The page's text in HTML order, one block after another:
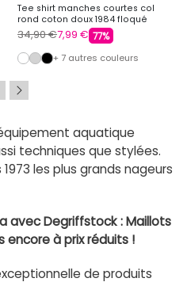
Tee shirt manches courtes col
rond coton doux 1984 floqué
raoul Homme REDSKINS
34,90 €7,99 € 77%
+ 7 autres couleurs
aquatique
techniques que stylées.
les plus grands nageurs
avec Degriffstock : Maillots
encore à prix réduits !
de produits